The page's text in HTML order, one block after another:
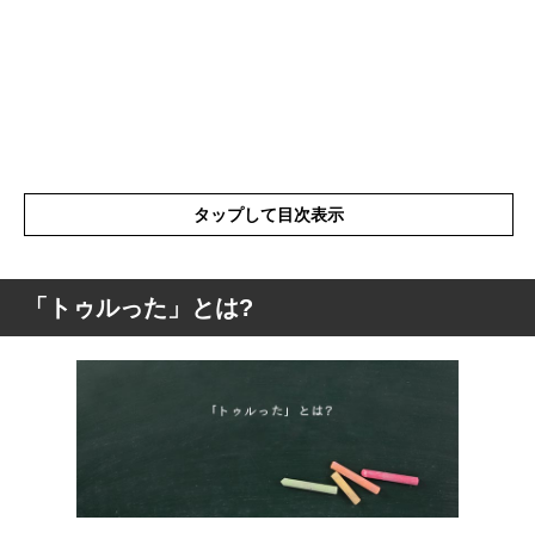
タップして目次表示
「トゥルった」の語源や由来
「トゥルった」を使った例文と意味を解釈
「トゥルった」の類語
「トゥルった」とは?